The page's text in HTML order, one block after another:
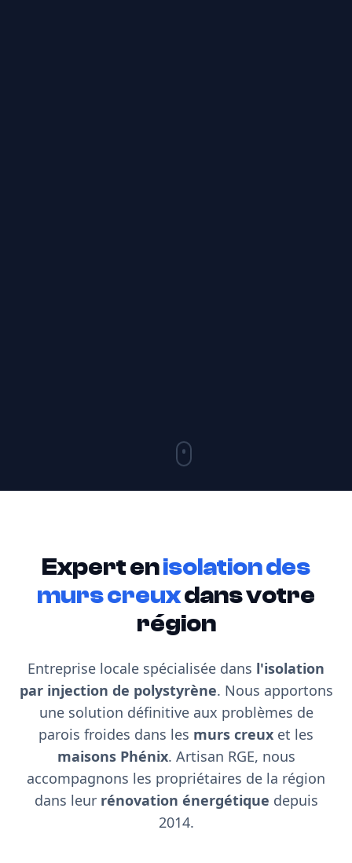
Expert enisolation des
murs creuxdans votre
région
Entreprise locale spécialisée dans l'isolation
par injection de polystyrène. Nous apportons
une solution définitive aux problèmes de
parois froides dans les murs creux et les
maisons Phénix. Artisan RGE, nous
accompagnons les propriétaires de la région
dans leurrénovation énergétique depuis
2014.